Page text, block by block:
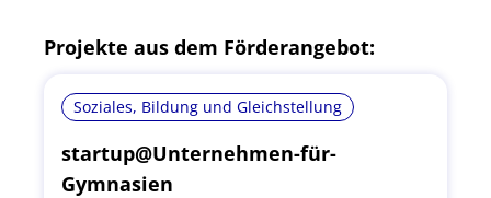
Projekte aus dem Förderangebot:
Soziales, Bildung und Gleichstellung
startup@Unternehmen-für-
Gymnasien